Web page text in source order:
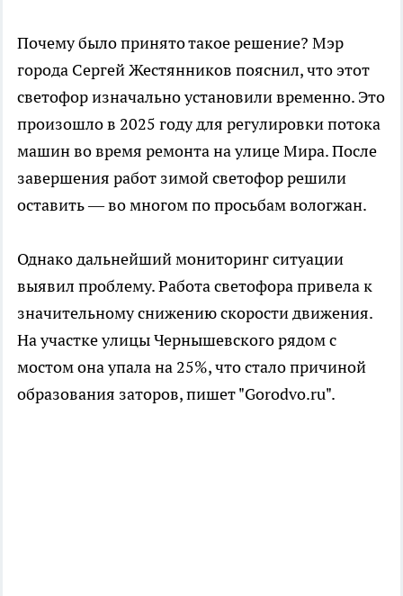
Почему было принято такое решение? Мэр
города Сергей Жестянников пояснил, что этот
светофор изначально установили временно. Это
произошло в 2025 году для регулировки потока
машин во время ремонта на улице Мира. После
завершения работ зимой светофор решили
оставить — во многом по просьбам вологжан.
Однако дальнейший мониторинг ситуации
выявил проблему. Работа светофора привела к
значительному снижению скорости движения.
На участке улицы Чернышевского рядом с
мостом она упала на 25%, что стало причиной
образования заторов, пишет "Gorodvo.ru".